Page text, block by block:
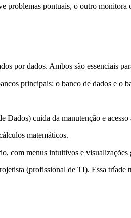
problemas pontuais, o outro monitora
por dados. Ambos são essenciais
principais: o banco de dados e o
cuida da manutenção e acesso
matemáticos.
com menus intuitivos e
(profissional de TI). Essa tríade